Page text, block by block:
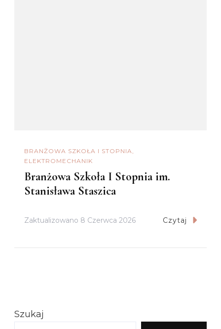
BRANŻOWA SZKOŁA I STOPNIA
ELEKTROMECHANIK
Branżowa Szkoła I Stopnia im.
Stanisława Staszica
Zaktualizowano 8 Czerwca 2026 Czytaj
Szukaj